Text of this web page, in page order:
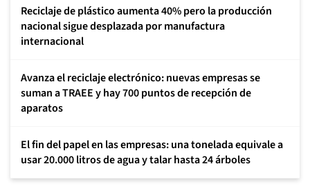
Reciclaje de plástico aumenta 40% pero la producción
nacional sigue desplazada por manufactura
internacional
Avanza el reciclaje electrónico: nuevas empresas se
suman a TRAEE y hay 700 puntos de recepción de
aparatos
El fin del papel en las empresas: una tonelada equivale a
usar 20.000 litros de agua y talar hasta 24 árboles